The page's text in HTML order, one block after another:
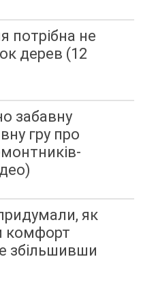
потрібна не
дерев (12
забавну
гру про
як
комфорт
збільшивши